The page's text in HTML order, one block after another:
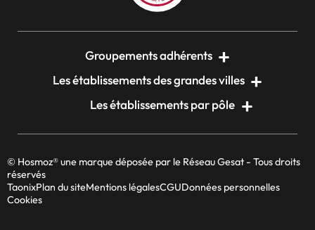
Groupements adhérents
Les établissements des grandes villes
Les établissements par pôle
© Hosmoz® une marque déposée par le Réseau Gesat - Tous droits
réservés
TaonixPlan du siteMentions légalesCGUDonnées personnelles
Cookies